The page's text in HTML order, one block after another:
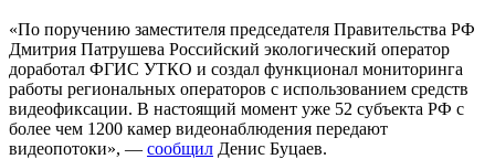
«По поручению заместителя председателя Правительства РФ
Дмитрия Патрушева Российский экологический оператор
доработал ФГИС УТКО и создал функционал мониторинга
работы региональных операторов с использованием средств
видеофиксации. В настоящий момент уже 52 субъекта РФ с
более чем 1200 камер видеонаблюдения передают
видеопотоки», — сообщил Денис Буцаев.